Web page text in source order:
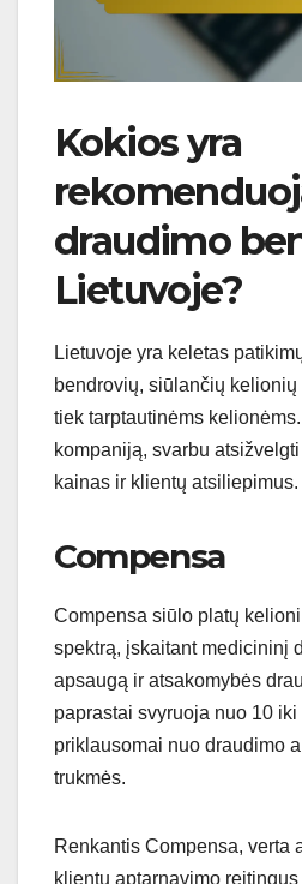
Kokios yra
draudimo
Lietuvoje?
Lietuvoje yra keletas
bendrovių, siūlančių
tiek tarptautinėms
kompaniją, svarbu
kainas ir klientų atsiliepimus.
Compensa
Compensa siūlo platų
spektrą, įskaitant medicininį
apsaugą ir atsakomybės
paprastai svyruoja nuo 10
priklausomai nuo draudimo
trukmės.
Renkantis Compensa, verta
klientų aptarnavimo